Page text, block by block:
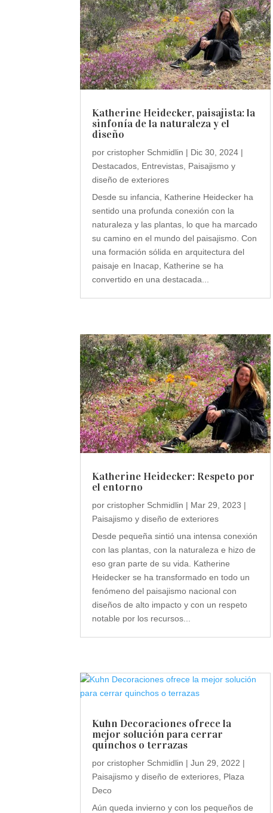
Katherine Heidecker, paisajista: la
sinfonía de la naturaleza y el
diseño
porcristopher Schmidlin | Dic 30, 2024 |
Destacados, Entrevistas, Paisajismo y
diseño de exteriores
Desde su infancia, Katherine Heidecker ha
sentido una profunda conexión con la
naturaleza y las plantas, lo que ha marcado
su camino en el mundo del paisajismo. Con
una formación sólida en arquitectura del
paisaje en Inacap, Katherine se ha
convertido en una destacada...
Katherine Heidecker: Respeto por
el entorno
porcristopher Schmidlin | Mar 29, 2023 |
Paisajismo y diseño de exteriores
Desde pequeña sintió una intensa conexión
con las plantas, con la naturaleza e hizo de
eso gran parte de su vida. Katherine
Heidecker se ha transformado en todo un
fenómeno del paisajismo nacional con
diseños de alto impacto y con un respeto
notable por los recursos...
Kuhn Decoraciones ofrece la
mejor solución para cerrar
quinchos o terrazas
porcristopher Schmidlin |Jun 29, 2022 |
Paisajismo y diseño de exteriores Plaza
Deco
Aún queda invierno y con los pequeños de